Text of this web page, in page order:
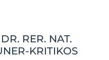
RER. NAT.
KRITIKOS